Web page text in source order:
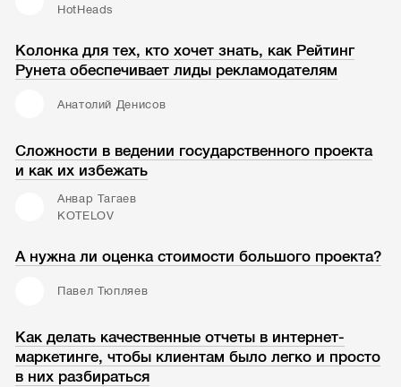
HotHeads
Колонка для тех, кто хочет знать, как Рейтинг
Рунета обеспечивает лиды рекламодателям
Анатолий Денисов
Сложности в ведении государственного проекта
и как их избежать
Анвар Тагаев
KOTELOV
А нужна ли оценка стоимости большого проекта?
Павел Тюпляев
Как делать качественные отчеты в интернет-
маркетинге, чтобы клиентам было легко и просто
в них разбираться